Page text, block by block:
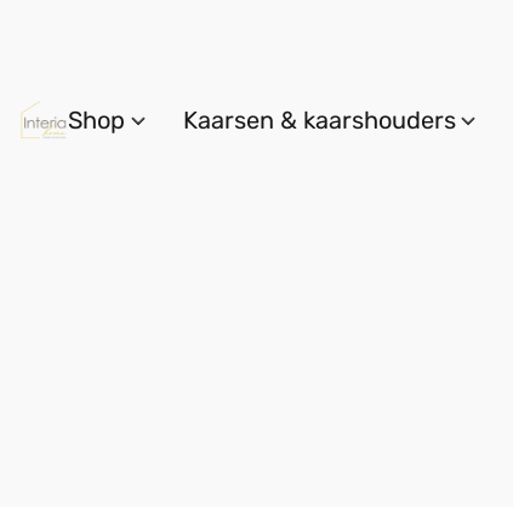
Shop Kaarsen & kaarshouders